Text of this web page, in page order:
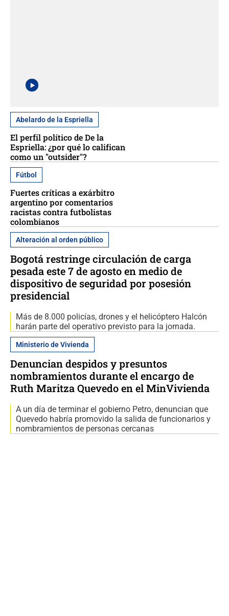
Abelardo de la Espriella
El perfil político de De la
Espriella: ¿por qué lo califican
como un "outsider"?
Fútbol
Fuertes críticas a exárbitro
argentino por comentarios
racistas contra futbolistas
colombianos
Alteración al orden público
Bogotá restringe circulación de carga
pesada este 7 de agosto en medio de
dispositivo de seguridad por posesión
presidencial
Más de 8.000 policías, drones y el helicóptero Halcón
harán parte del operativo previsto para la jornada.
Ministerio de Vivienda
Denuncian despidos y presuntos
nombramientos durante el encargo de
Ruth Maritza Quevedo en el MinVivienda
A un día de terminar el gobierno Petro, denuncian que
Quevedo habría promovido la salida de funcionarios y
nombramientos de personas cercanas